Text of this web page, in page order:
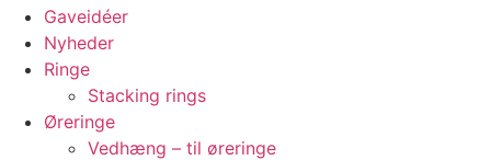
Gaveidéer
Nyheder
Ringe
Stacking rings
Øreringe
Vedhæng – til øreringe